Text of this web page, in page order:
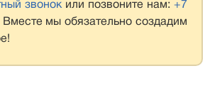
звонокили позвоните нам: +7
Вместе мы обязательно создадим